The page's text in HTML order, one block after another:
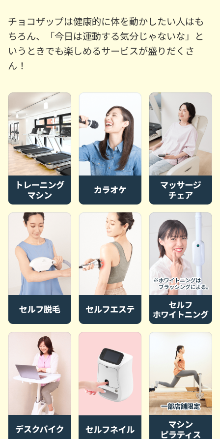
チョコザップは健康的に体を動かしたい人はも
ちろん、「今日は運動する気分じゃないな」と
いうときでも楽しめるサービスが盛りだくさ
ん！